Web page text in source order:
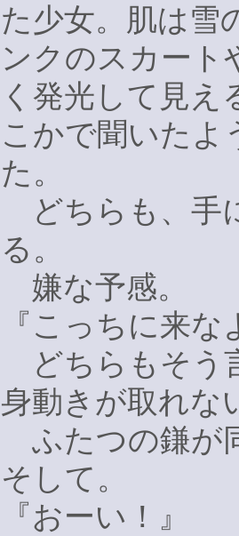
た少女。肌は雪
ンクのスカート
く発光して見え
こかで聞いたよ
た。
どちらも、手
る。
嫌な予感。
『こっちに来な
どちらもそう
身動きが取れな
ふたつの鎌が
そして。
『おーい！』